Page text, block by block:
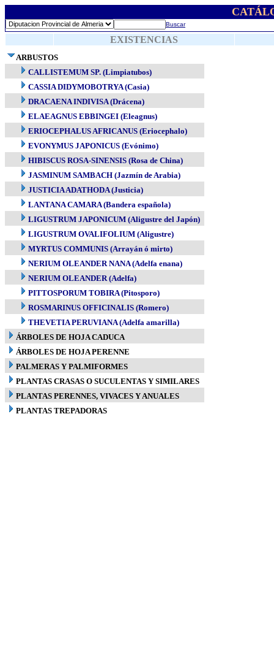
Buscar
EXISTENCIAS
ARBUSTOS
CALLISTEMUM SP. (Limpiatubos)
CASSIA DIDYMOBOTRYA (Casia)
DRACAENA INDIVISA (Drácena)
ELAEAGNUS EBBINGEI (Eleagnus)
ERIOCEPHALUS AFRICANUS (Eriocephalo)
EVONYMUS JAPONICUS (Evónimo)
HIBISCUS ROSA-SINENSIS (Rosa de China)
JASMINUM SAMBACH (Jazmín de Arabia)
JUSTICIA ADATHODA (Justicia)
LANTANA CAMARA (Bandera española)
LIGUSTRUM JAPONICUM (Aligustre del Japón)
LIGUSTRUM OVALIFOLIUM (Aligustre)
MYRTUS COMMUNIS (Arrayán ó mirto)
NERIUM OLEANDER NANA (Adelfa enana)
NERIUM OLEANDER (Adelfa)
PITTOSPORUM TOBIRA (Pitosporo)
ROSMARINUS OFFICINALIS (Romero)
THEVETIA PERUVIANA (Adelfa amarilla)
ÁRBOLES DE HOJA CADUCA
ÁRBOLES DE HOJA PERENNE
PALMERAS Y PALMIFORMES
PLANTAS CRASAS O SUCULENTAS Y SIMILARES
PLANTAS PERENNES, VIVACES Y ANUALES
PLANTAS TREPADORAS